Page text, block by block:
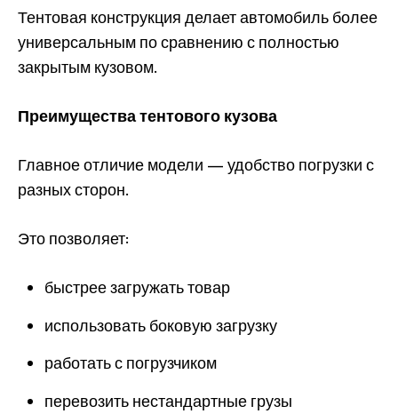
Тентовая конструкция делает автомобиль более
универсальным по сравнению с полностью
закрытым кузовом.
Преимущества тентового кузова
Главное отличие модели — удобство погрузки с
разных сторон.
Это позволяет:
быстрее загружать товар
использовать боковую загрузку
работать с погрузчиком
перевозить нестандартные грузы